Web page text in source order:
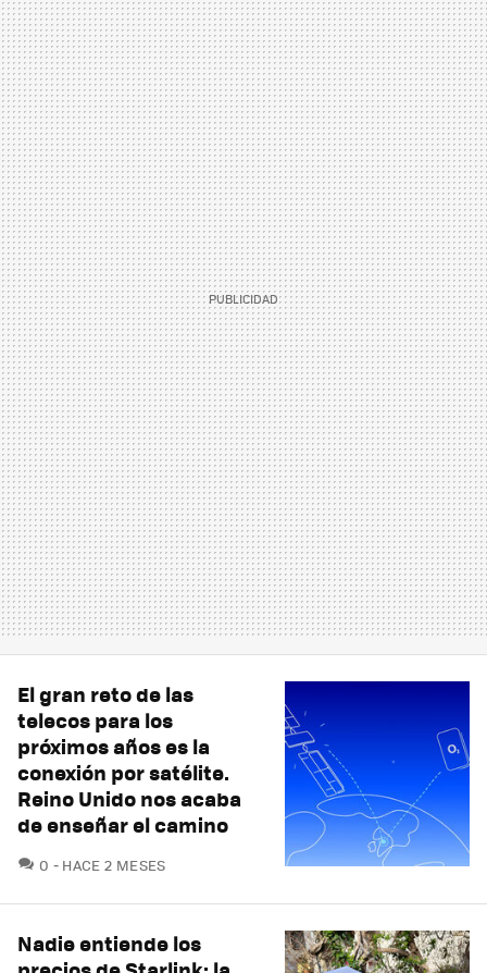
El gran reto de las
telecos para los
próximos años es la
conexión por satélite.
Reino Unido nos acaba
de enseñar el camino
0 COMENTARIOS
HACE 2 MESES
Nadie entiende los